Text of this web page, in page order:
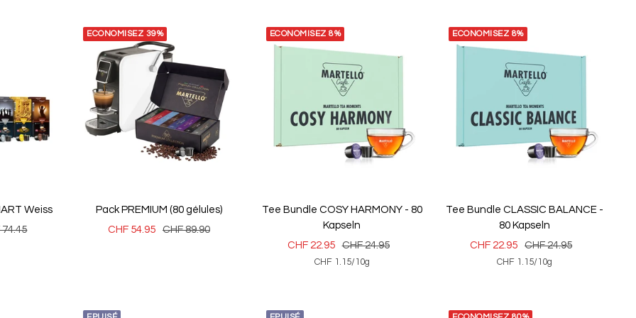
Weiss
74.45
ECONOMISEZ 39%
Pack PREMIUM (80 gélules)
Prix
CHF 54.95
Prix
CHF 89.90
ECONOMISEZ 8%
Tee Bundle COSY HARMONY - 80
Kapseln
Prix
CHF 22.95
Prix
normal
CHF 24.95
CHF 1.15/10g
ECONOMISEZ 8%
Tee Bundle CLASSIC BALANCE -
80 Kapseln
Prix
CHF 22.95
Prix
normal
CHF 24.95
CHF 1.15/10g